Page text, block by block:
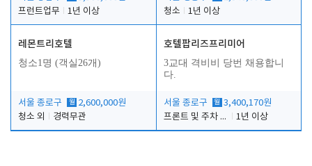
프런트업무
1년 이상
청소
1년 이상
레몬트리호텔
청소1명 (객실26개)
서울 종로구 월 2,600,000원
청소 외
경력무관
호텔팝리즈프리미어
3교대 격비비 당번 채용합니
다.
서울 종로구 월 3,400,170원
프론트 및 주차 객실관리
1년 이상